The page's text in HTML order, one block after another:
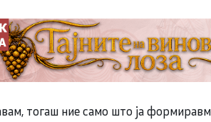
тогаш ние само што ја